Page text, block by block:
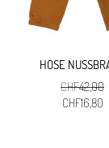
HOSE
CHF42,00
CHF16,80